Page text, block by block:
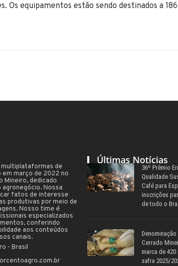
Os equipamentos estão sendo destinados a
de
em março de 2022 no
Mineiro, dedicado
Nossa
fatos de interesse
produtivas por meio de
Nosso time é
especializados
conferindo
aos conteúdos
canais.
- Brasil
Últimas Notícias
36º Prêmio
Qualidade
Café para
inscrições
de todo o
Cerrado
marca de 420
safra 2025/